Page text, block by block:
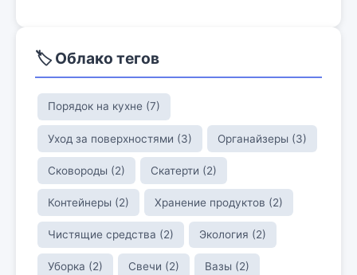
🏷️ Облако тегов
Порядок на кухне (7)
Уход за поверхностями (3) Органайзеры (3)
Сковороды (2) Скатерти (2)
Контейнеры (2) Хранение продуктов (2)
Чистящие средства (2) Экология (2)
Уборка (2) Свечи (2) Вазы (2)